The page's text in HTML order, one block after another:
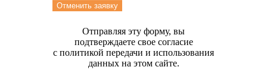
Отменить заявку
Отправляя эту форму, вы
подтверждаете свое согласие
с политикой передачи и использования
данных на этом сайте.